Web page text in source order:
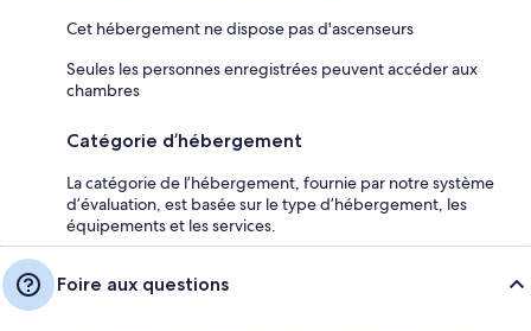
Cet hébergement ne dispose pas d'ascenseurs
Seules les personnes enregistrées peuvent accéder aux
chambres
Catégorie d’hébergement
La catégorie de l’hébergement, fournie par notre système
d’évaluation, est basée sur le type d’hébergement, les
équipements et les services.
Foire aux questions